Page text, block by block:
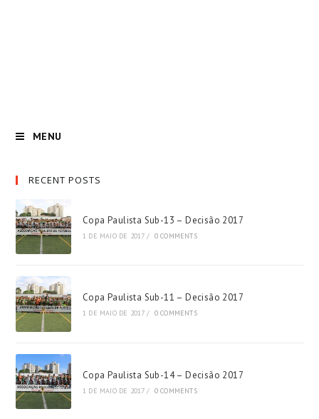
MENU
RECENT POSTS
Copa Paulista Sub-13 – Decisão 2017
1 DE MAIO DE 2017 / 0 COMMENTS
Copa Paulista Sub-11 – Decisão 2017
1 DE MAIO DE 2017 / 0 COMMENTS
Copa Paulista Sub-14 – Decisão 2017
1 DE MAIO DE 2017 / 0 COMMENTS